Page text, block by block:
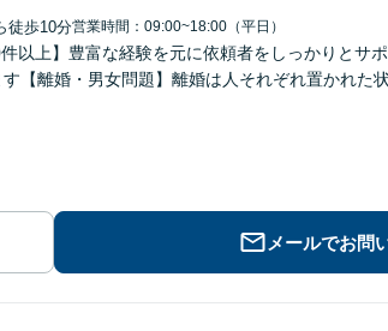
徒歩10分営業時間：09:00~18:00（平日）
以上】豊富な経験を元に依頼者をしっかりとサ
【離婚・男女問題】離婚は人それぞれ置かれた
メールでお問